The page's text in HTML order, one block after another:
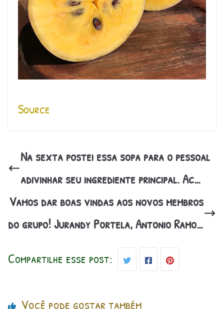
Source
Na sexta postei essa sopa para o pessoal
adivinhar seu ingrediente principal. Ac…
Vamos dar boas vindas aos novos membros
do grupo! Jurandy Portela, Antonio Ramo…
Compartilhe esse post:
Você pode gostar também